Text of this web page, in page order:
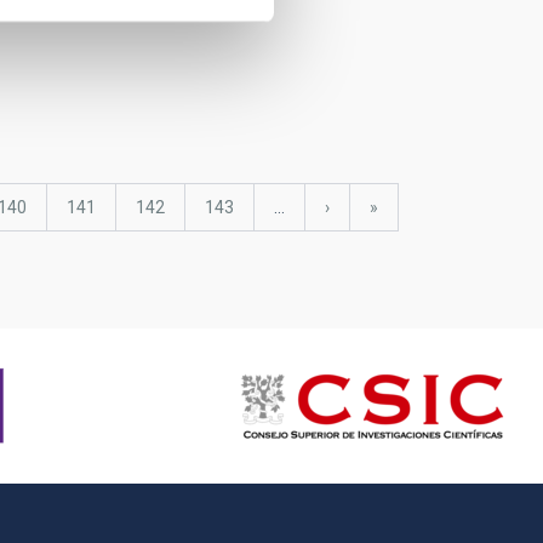
Page
140 Page
141 Page
142 Page
143
Next
›
last
»